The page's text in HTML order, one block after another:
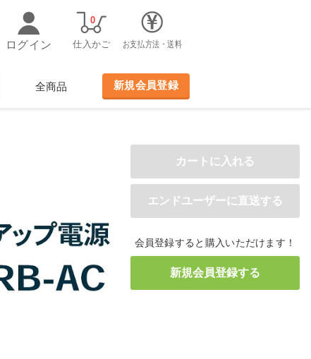
ログイン
仕入かご
0
お支払方法・送料
全商品 新規会員登録
会員登録すると購入いただけます！